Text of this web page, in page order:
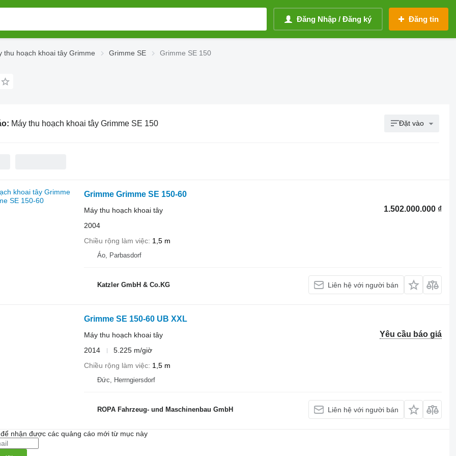
Đăng Nhập / Đăng ký Đăng tin
thu hoạch khoai tây Grimme Grimme SE Grimme SE 150
Máy thu hoạch khoai tây Grimme SE 150 Đặt vào
Grimme Grimme SE 150-60
1.502.000.000 ₫
Máy thu hoạch khoai tây
2004
Chiều rộng làm việc 1,5 m
Áo, Parbasdorf
Katzler GmbH & Co.KG Liên hệ với người bán
Grimme SE 150-60 UB XXL
Yêu cầu báo giá
Máy thu hoạch khoai tây
2014
5.225 m/giờ
Chiều rộng làm việc 1,5 m
Đức, Herrngiersdorf
ROPA Fahrzeug- und Maschinenbau GmbH Liên hệ với người bán
nhận được các quảng cáo mới từ mục này